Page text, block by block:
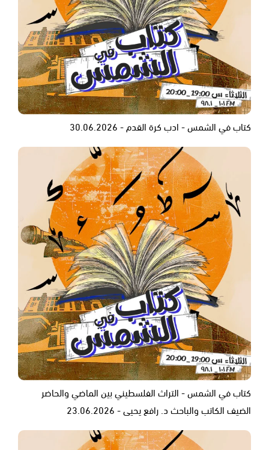
كتاب في الشمس - ادب كرة القدم - 30.06.2026
كتاب في الشمس - التراث الفلسطيني بين الماضي والحاضر
الضيف الكاتب والباحث د. رافع يحيى - 23.06.2026